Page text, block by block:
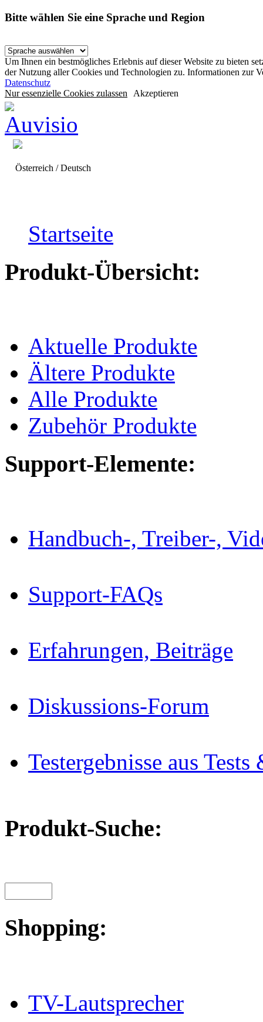
Bitte wählen Sie eine Sprache und Region
Um Ihnen ein bestmögliches Erlebnis auf dieser Website zu bieten
der Nutzung aller Cookies und Technologien zu. Informationen zur
Datenschutz
Nur essenzielle Cookies zulassen Akzeptieren
Österreich / Deutsch
Startseite
Produkt-Übersicht:
Aktuelle Produkte
Ältere Produkte
Alle Produkte
Zubehör Produkte
Support-Elemente:
Handbuch-, Treiber-,
Support-FAQs
Erfahrungen, Beiträge
Diskussions-Forum
Testergebnisse aus
Produkt-Suche:
Shopping:
TV-Lautsprecher